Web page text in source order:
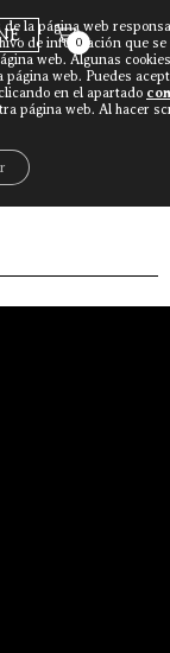
0
»Página 7
la página web
de información que
web. Algunas
web. Puedes
en el apartado
página web. Al hacer